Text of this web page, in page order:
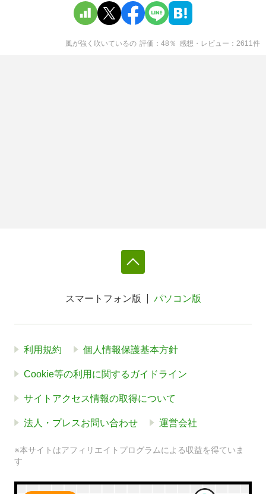
風が強く吹いているの 評価 48 ％ 感想・レビュー 2611 件
スマートフォン版 パソコン版
利用規約 個人情報保護基本方針
Cookie等の利用に関するガイドライン
サイトアクセス情報の取得について
法人・プレスお問い合わせ 運営会社
※本サイトはアフィリエイトプログラムによる収益を得ていま
す